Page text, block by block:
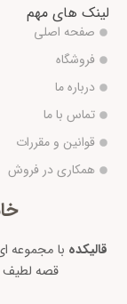
لینک های مهم
صفحه اصلی
فروشگاه
درباره ما
تماس با ما
قوانین و مقررات
همکاری در فروش
قالیکده با مجموعه
قصه لطیف